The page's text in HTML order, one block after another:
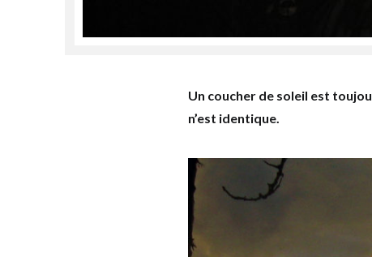
Un coucher de soleil est
n’est identique.